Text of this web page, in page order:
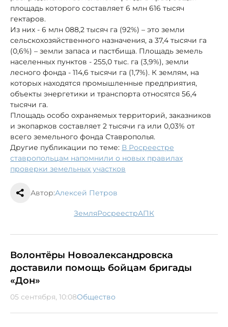
площадь которого составляет 6 млн 616 тысяч
гектаров.
Из них - 6 млн 088,2 тысяч га (92%) – это земли
сельскохозяйственного назначения, а 37,4 тысячи га
(0,6%) – земли запаса и пастбища. Площадь земель
населенных пунктов - 255,0 тыс. га (3,9%), земли
лесного фонда - 114,6 тысячи га (1,7%). К землям, на
которых находятся промышленные предприятия,
объекты энергетики и транспорта относятся 56,4
тысячи га.
Площадь особо охраняемых территорий, заказников
и экопарков составляет 2 тысячи га или 0,03% от
всего земельного фонда Ставрополья.
Другие публикации по теме: В Росреестре
ставропольцам напомнили о новых правилах
проверки земельных участков
Автор:Алексей Петров
земля Росреестр АПК
Волонтёры Новоалександровска
доставили помощь бойцам бригады
«Дон»
05 сентября, 10:08Общество